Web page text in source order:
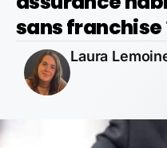
sans franchise
Laura